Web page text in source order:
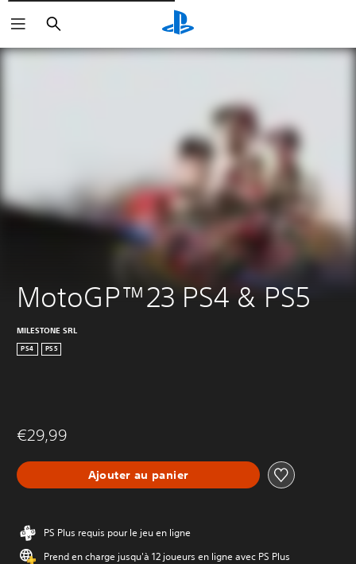
Rechercher
MotoGP™23 PS4 & PS5
MILESTONE SRL
PS4 PS5
€29,99
Ajouter au panier
PS Plus requis pour le jeu en ligne
Prend en charge jusqu'à 12 joueurs en ligne avec PS Plus